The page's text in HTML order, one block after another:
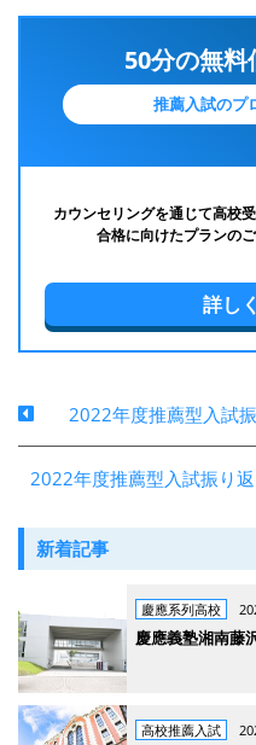
50分の無
推薦入試のプ
カウンセリングを通じて高校
合格に向けたプランの
詳し
2022年度推薦型入試
2022年度推薦型入試振り
新着記事
慶應系列高校
慶應義塾湘南藤
高校推薦入試